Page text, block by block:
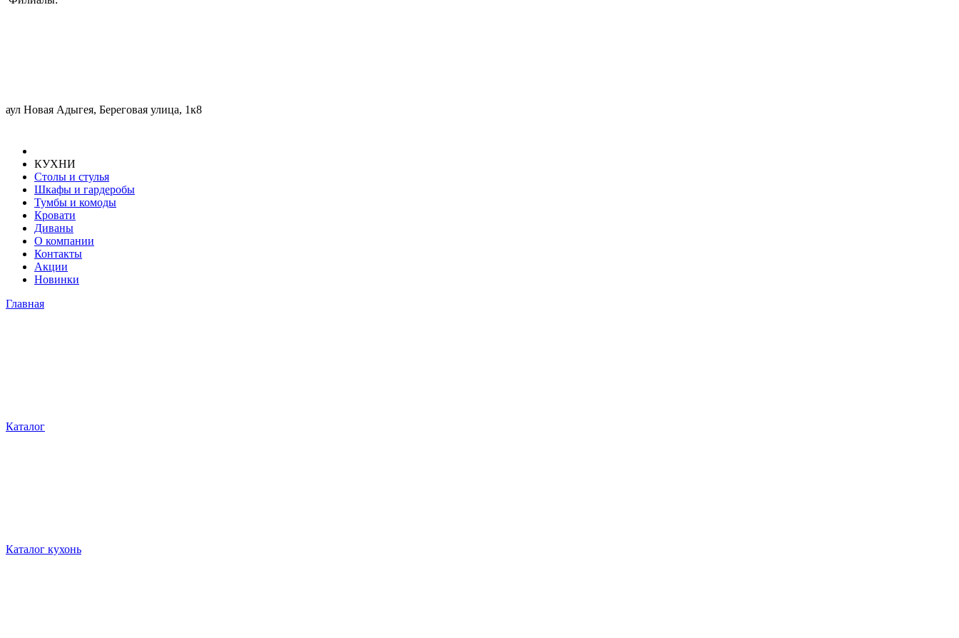
аул Новая Адыгея, Береговая улица, 1к8
КУХНИ
Столы и стулья
Шкафы и гардеробы
Тумбы и комоды
Кровати
Диваны
О компании
Контакты
Акции
Новинки
Главная
Каталог
Каталог кухонь